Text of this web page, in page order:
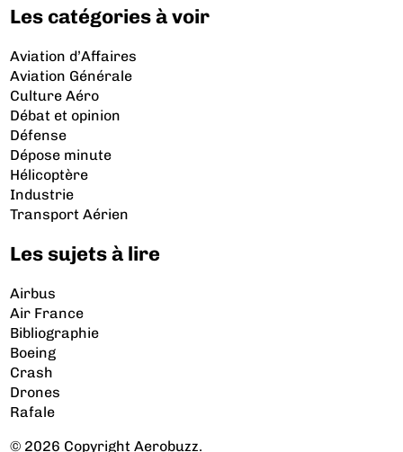
Les catégories à voir
Aviation d’Affaires
Aviation Générale
Culture Aéro
Débat et opinion
Défense
Dépose minute
Hélicoptère
Industrie
Transport Aérien
Les sujets à lire
Airbus
Air France
Bibliographie
Boeing
Crash
Drones
Rafale
© 2026 Copyright Aerobuzz.